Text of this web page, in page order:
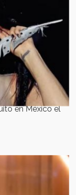
en México el